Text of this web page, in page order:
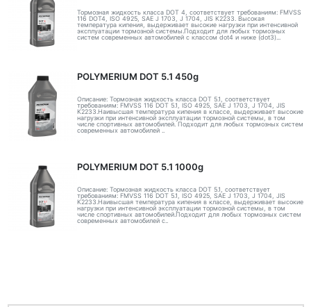
Тормозная жидкость класса DOT 4, соответствует требованиям: FMVSS
116 DOT4, ISO 4925, SAE J 1703, J 1704, JIS K2233. Высокая
температура кипения, выдерживает высокие нагрузки при интенсивной
эксплуатации тормозной системы.Подходит для любых тормозных
систем современных автомобилей с классом dot4 и ниже (dot3)...
POLYMERIUM DOT 5.1 450g
Описание: Тормозная жидкость класса DOT 5.1, соответствует
требованиям: FMVSS 116 DOT 5.1, ISO 4925, SAE J 1703, J 1704, JIS
K2233.Наивысшая температура кипения в классе, выдерживает высокие
нагрузки при интенсивной эксплуатации тормозной системы, в том
числе спортивных автомобилей. Подходит для любых тормозных систем
современных автомобилей ..
POLYMERIUM DOT 5.1 1000g
Описание: Тормозная жидкость класса DOT 5.1, соответствует
требованиям: FMVSS 116 DOT 5.1, ISO 4925, SAE J 1703, J 1704, JIS
K2233.Наивысшая температура кипения в классе, выдерживает высокие
нагрузки при интенсивной эксплуатации тормозной системы, в том
числе спортивных автомобилей.Подходит для любых тормозных систем
современных автомобилей с..